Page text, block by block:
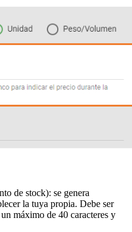
de stock): se genera
la tuya propia. Debe ser
máximo de 40 caracteres y